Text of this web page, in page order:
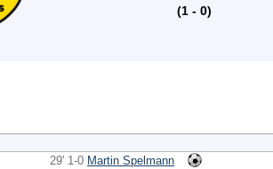
(1 - 0)
29' 1-0 Martin Spelmann